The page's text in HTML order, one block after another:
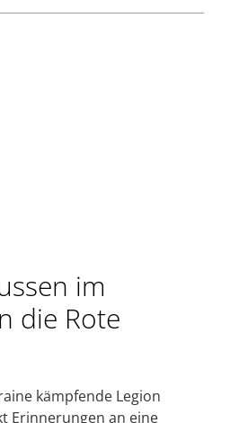
im
die Rote
kämpfende Legion
Erinnerungen an eine